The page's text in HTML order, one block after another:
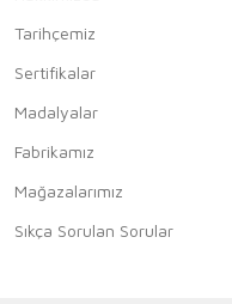
Tarihçemiz
Sertifikalar
Madalyalar
Fabrikamız
Mağazalarımız
Sıkça Sorulan Sorular